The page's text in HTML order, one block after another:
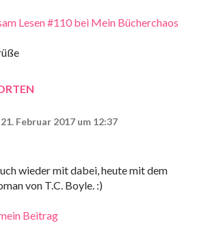
Lesen #110 bei Mein Bücherchaos
21. Februar 2017 um 12:37
wieder mit dabei, heute mit dem
von T.C. Boyle. :)
Beitrag